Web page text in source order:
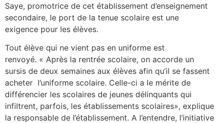
Saye, promotrice de cet établissement d’enseignement
secondaire, le port de la tenue scolaire est une
exigence pour les élèves.
Tout élève qui ne vient pas en uniforme est
renvoyé. « Après la rentrée scolaire, on accorde un
sursis de deux semaines aux élèves afin qu’il se fassent
acheter l’uniforme scolaire. Celle-ci a le mérite de
différencier les scolaires de jeunes délinquants qui
infiltrent, parfois, les établissements scolaires», explique
la responsable de l’établissement. A l’entendre, l’initiative